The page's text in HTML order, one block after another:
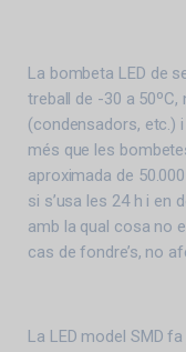
La bombeta LED de
treball de -30 a
(condensadors, etc.)
més que les
aproximada de
si s’usa les 24 h i en
amb la qual cosa no
cas de fondre’s, no
La LED model SMD